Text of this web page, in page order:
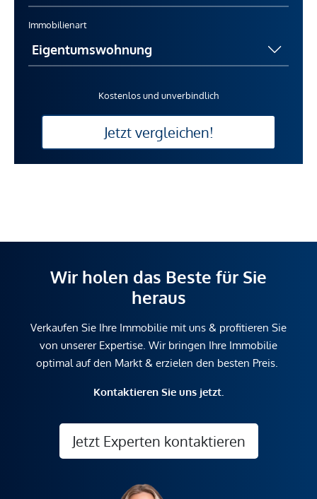
Immobilienart
Kostenlos und unverbindlich
Jetzt vergleichen!
Wir holen das Beste für Sie
heraus
Verkaufen Sie Ihre Immobilie mit uns & profitieren Sie
von unserer Expertise. Wir bringen Ihre Immobilie
optimal auf den Markt & erzielen den besten Preis.
Kontaktieren Sie uns jetzt.
Jetzt Experten kontaktieren